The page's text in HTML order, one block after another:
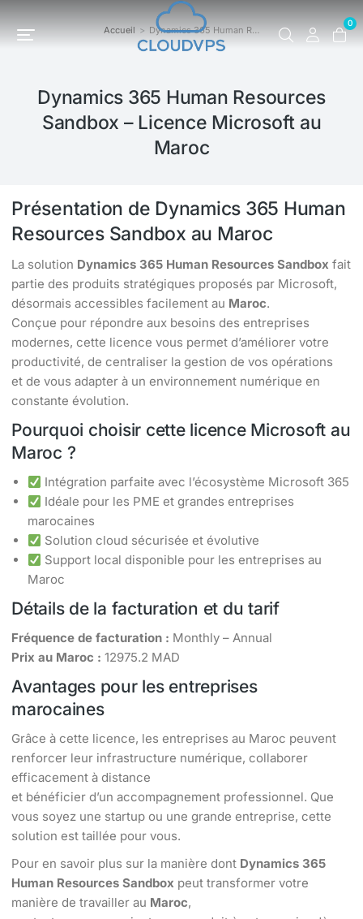
0
Vous êtes ici :Accueil Dynamics 365 Human R…
Dynamics 365 Human Resources
Sandbox – Licence Microsoft au
Maroc
Présentation de Dynamics 365 Human
Resources Sandbox au Maroc
La solution Dynamics 365 Human Resources Sandbox fait
partie des produits stratégiques proposés par Microsoft,
désormais accessibles facilement au Maroc.
Conçue pour répondre aux besoins des entreprises
modernes, cette licence vous permet d’améliorer votre
productivité, de centraliser la gestion de vos opérations
et de vous adapter à un environnement numérique en
constante évolution.
Pourquoi choisir cette licence Microsoft au
Maroc ?
Intégration parfaite avec l’écosystème Microsoft 365
Idéale pour les PME et grandes entreprises
marocaines
Solution cloud sécurisée et évolutive
Support local disponible pour les entreprises au
Maroc
Détails de la facturation et du tarif
Fréquence de facturation : Monthly – Annual
Prix au Maroc : 12975.2 MAD
Avantages pour les entreprises
marocaines
Grâce à cette licence, les entreprises au Maroc peuvent
renforcer leur infrastructure numérique, collaborer
efficacement à distance
et bénéficier d’un accompagnement professionnel. Que
vous soyez une startup ou une grande entreprise, cette
solution est taillée pour vous.
Pour en savoir plus sur la manière dont Dynamics 365
Human Resources Sandbox peut transformer votre
manière de travailler au Maroc,